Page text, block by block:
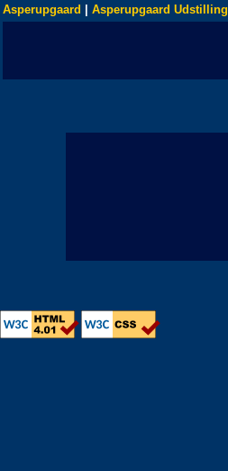
Asperupgaard Asperupgaard Udstilling